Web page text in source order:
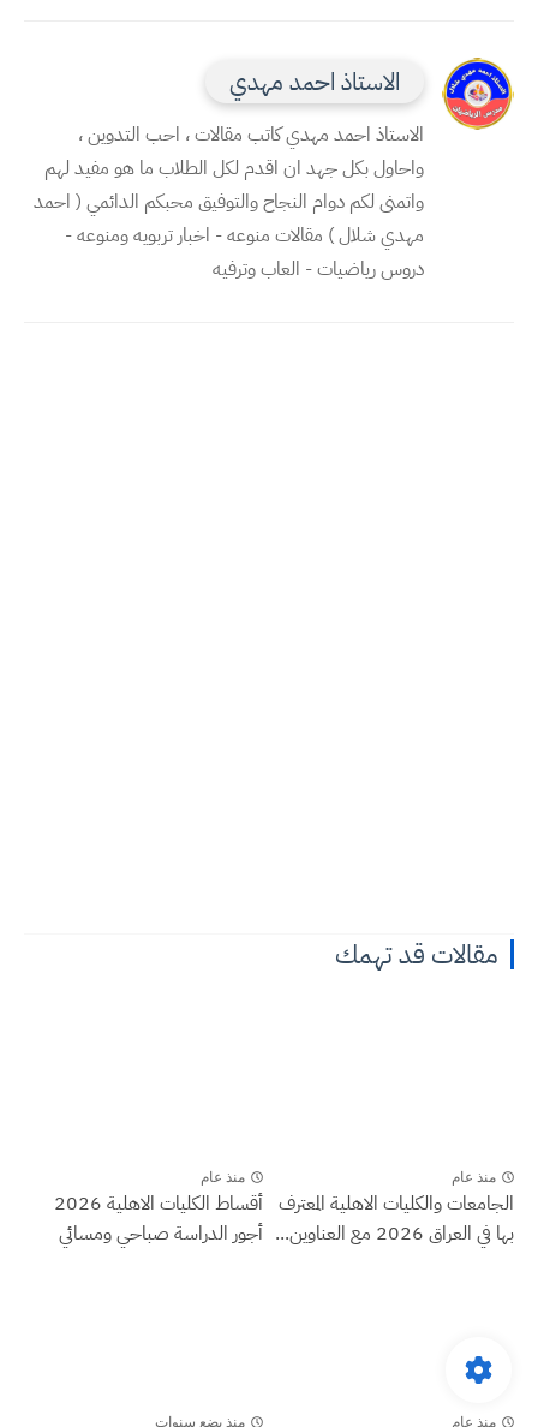
الاستاذ احمد مهدي
الاستاذ احمد مهدي كاتب مقالات ، احب التدوين ،
واحاول بكل جهد ان اقدم لكل الطلاب ما هو مفيد لهم
واتمنى لكم دوام النجاح والتوفيق محبكم الدائمي ( احمد
مهدي شلال ) مقالات منوعه - اخبار تربويه ومنوعه -
دروس رياضيات - العاب وترفيه
مقالات قد تهمك
منذ عام
الجامعات والكليات الاهلية المعترف
بها في العراق 2026 مع العناوين...
منذ عام
أقساط الكليات الاهلية 2026
أجور الدراسة صباحي ومسائي
منذ عام منذ بضع سنوات